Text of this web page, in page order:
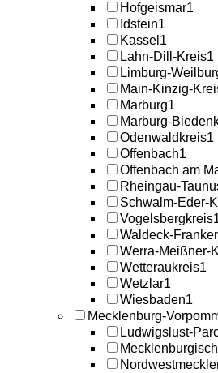
Hofgeismar1
Idstein1
Kassel 1
Lahn-Dill-Kreis1
Limburg-
Main-Kinzig-
Marburg1
Marburg-
Odenwaldkreis1
Offenbach1
Offenbach am
Rheingau-
Schwalm-Eder-
Vogelsbergkreis
Waldeck-
Werra-Meißner-
Wetteraukreis1
Wetzlar1
Wiesbaden1
Mecklenburg-
Ludwigslust-